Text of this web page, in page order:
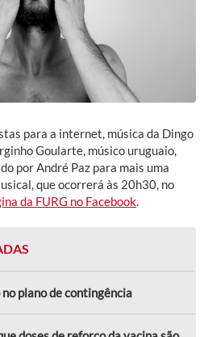
para a internet, música da Dingo
Goularte, músico uruguaio,
por André Paz para mais uma
que ocorrerá às 20h30, no
da FURG no Facebook.
plano de contingência